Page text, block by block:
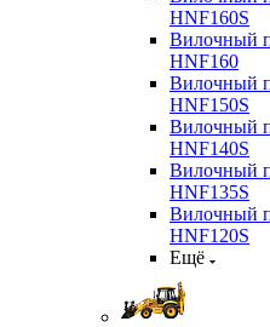
HNF160S
Вилочный
HNF160
Вилочный
HNF150S
Вилочный
HNF140S
Вилочный
HNF135S
Вилочный
HNF120S
Ещё